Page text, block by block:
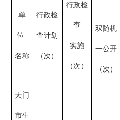
单
位
名称
行政检
查计划
（次）
行政检
查
实施
（次）
双随机
一公开
（次）
天门
市生